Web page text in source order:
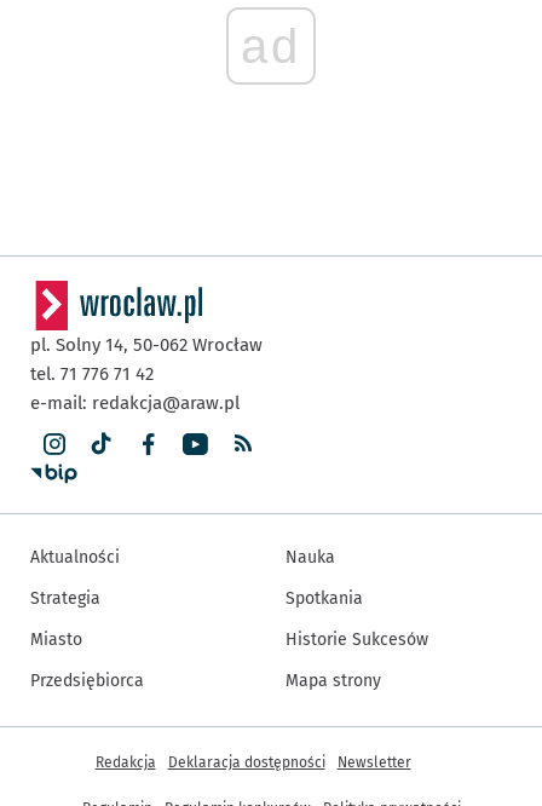
ad
pl. Solny 14, 50-062 Wrocław
tel. 71 776 71 42
e-mail: redakcja@araw.pl
Aktualności
Strategia
Miasto
Przedsiębiorca
Nauka
Spotkania
Historie Sukcesów
Mapa strony
Inne informacje
Redakcja Deklaracja dostępności Newsletter